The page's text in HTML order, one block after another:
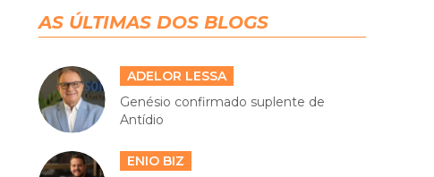
AS ÚLTIMAS DOS BLOGS
ADELOR LESSA
Genésio confirmado suplente de
Antídio
ENIO BIZ